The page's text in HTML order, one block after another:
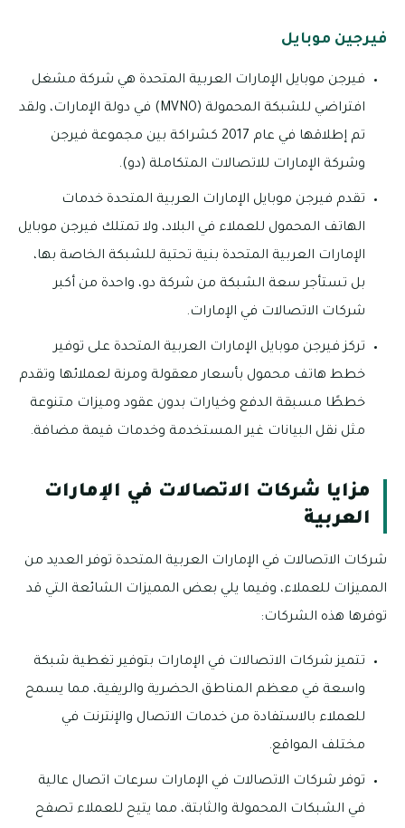
فيرجين موبايل
فيرجن موبايل الإمارات العربية المتحدة هي شركة مشغل
افتراضي للشبكة المحمولة (MVNO) في دولة الإمارات، ولقد
تم إطلاقها في عام 2017 كشراكة بين مجموعة فيرجن
وشركة الإمارات للاتصالات المتكاملة (دو).
تقدم فيرجن موبايل الإمارات العربية المتحدة خدمات
الهاتف المحمول للعملاء في البلاد، ولا تمتلك فيرجن موبايل
الإمارات العربية المتحدة بنية تحتية للشبكة الخاصة بها،
بل تستأجر سعة الشبكة من شركة دو، واحدة من أكبر
شركات الاتصالات في الإمارات.
تركز فيرجن موبايل الإمارات العربية المتحدة على توفير
خطط هاتف محمول بأسعار معقولة ومرنة لعملائها وتقدم
خططًا مسبقة الدفع وخيارات بدون عقود وميزات متنوعة
مثل نقل البيانات غير المستخدمة وخدمات قيمة مضافة.
مزايا شركات الاتصالات في الإمارات
العربية
شركات الاتصالات في الإمارات العربية المتحدة توفر العديد من
المميزات للعملاء، وفيما يلي بعض المميزات الشائعة التي قد
توفرها هذه الشركات:
تتميز شركات الاتصالات في الإمارات بتوفير تغطية شبكة
واسعة في معظم المناطق الحضرية والريفية، مما يسمح
للعملاء بالاستفادة من خدمات الاتصال والإنترنت في
مختلف المواقع.
توفر شركات الاتصالات في الإمارات سرعات اتصال عالية
في الشبكات المحمولة والثابتة، مما يتيح للعملاء تصفح